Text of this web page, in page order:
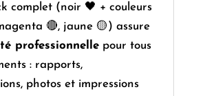
complet (noir 🖤 + couleurs
🔴, jaune 🟡) assure
professionnellepour tous
: rapports,
photos et impressions